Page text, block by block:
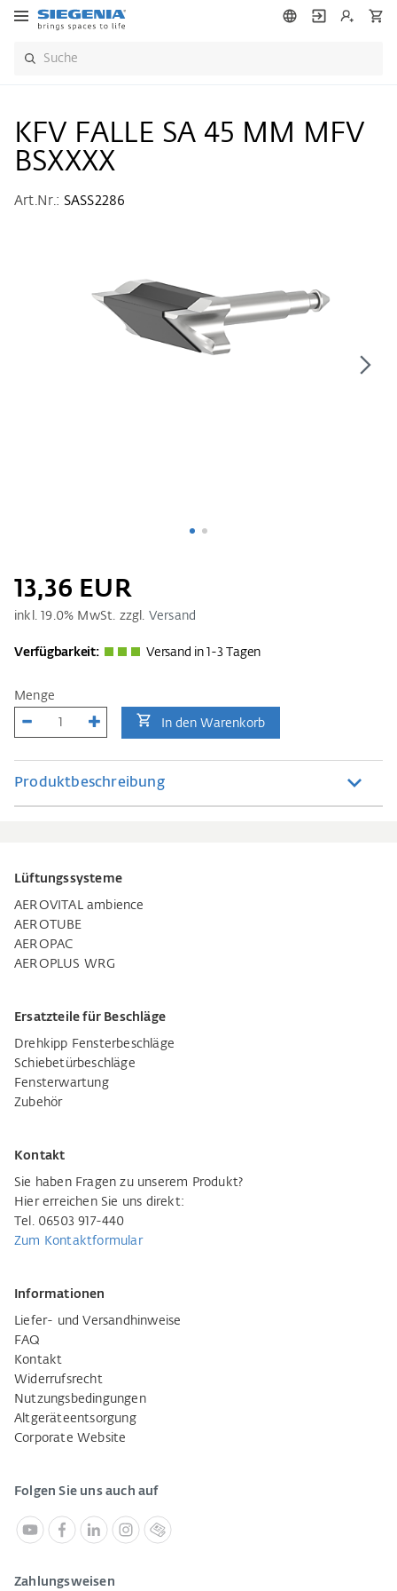
KFV FALLE SA 45 MM MFV
BSXXXX
Art.Nr.: SASS2286
13,36 EUR
inkl. 19.0% MwSt. zzgl. Versand
Verfügbarkeit: Versand in 1-3 Tagen
Menge
In den Warenkorb
Produktbeschreibung
Lüftungssysteme
AEROVITAL ambience
AEROTUBE
AEROPAC
AEROPLUS WRG
Ersatzteile für Beschläge
Drehkipp Fensterbeschläge
Schiebetürbeschläge
Fensterwartung
Zubehör
Kontakt
Sie haben Fragen zu unserem Produkt?
Hier erreichen Sie uns direkt:
Tel. 06503 917-440
Zum Kontaktformular
Informationen
Liefer- und Versandhinweise
FAQ
Kontakt
Widerrufsrecht
Nutzungsbedingungen
Altgeräteentsorgung
Corporate Website
Folgen Sie uns auch auf
Zahlungsweisen